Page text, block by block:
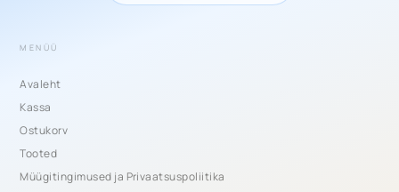
MENÜÜ
Avaleht
Kassa
Ostukorv
Tooted
Müügitingimused ja Privaatsuspoliitika